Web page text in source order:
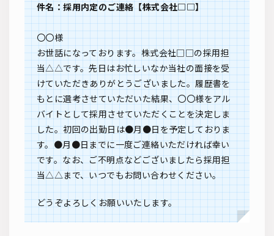
件名：採用内定のご連絡【株式会社□□】
〇〇様
お世話になっております。株式会社□□の採用担
当△△です。先日はお忙しいなか当社の面接を受
けていただきありがとうございました。履歴書を
もとに選考させていただいた結果、〇〇様をアル
バイトとして採用させていただくことを決定しま
した。初回の出勤日は●月●日を予定しておりま
す。●月●日までに一度ご連絡いただければ幸い
です。なお、ご不明点などございましたら採用担
当△△まで、いつでもお問い合わせください。
どうぞよろしくお願いいたします。